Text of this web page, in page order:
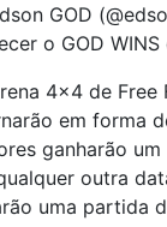
GOD
o GOD
4×4 de
em forma
ganharão
outra
uma partida